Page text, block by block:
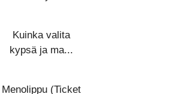
Kuinka valita
kypsä ja ma...
Menolippu (Ticket